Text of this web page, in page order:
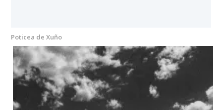
Poticea de Xuño